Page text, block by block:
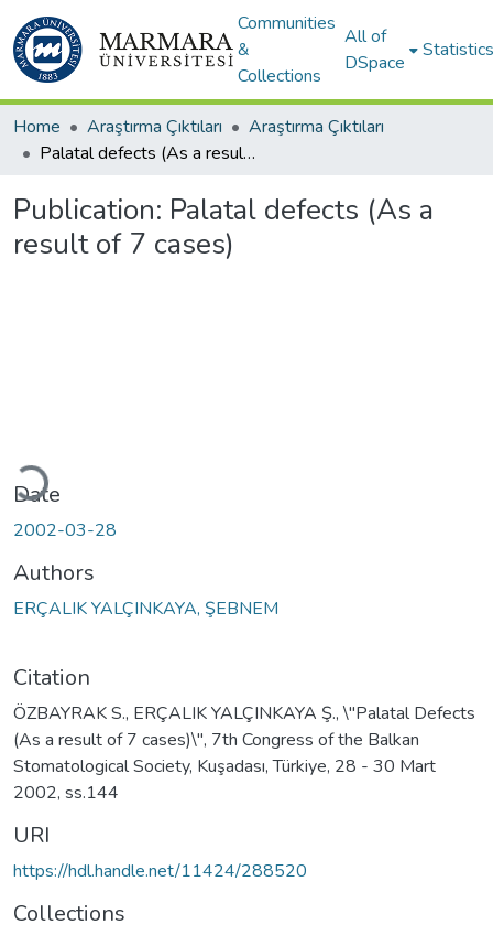
Communities
&
Collections
All of
DSpace
Statistics
Home Araştırma Çıktıları
Araştırma Çıktıları
Palatal defects (As a result of 7 cases)
Publication: Palatal defects (As a
result of 7 cases)
Date
2002-03-28
Authors
ERÇALIK YALÇINKAYA, ŞEBNEM
Citation
ÖZBAYRAK S., ERÇALIK YALÇINKAYA Ş., \"Palatal Defects
(As a result of 7 cases)\", 7th Congress of the Balkan
Stomatological Society, Kuşadası, Türkiye, 28 - 30 Mart
2002, ss.144
URI
https://hdl.handle.net/11424/288520
Collections